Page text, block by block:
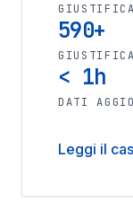
590+
< 1h
DATI
Leggi il